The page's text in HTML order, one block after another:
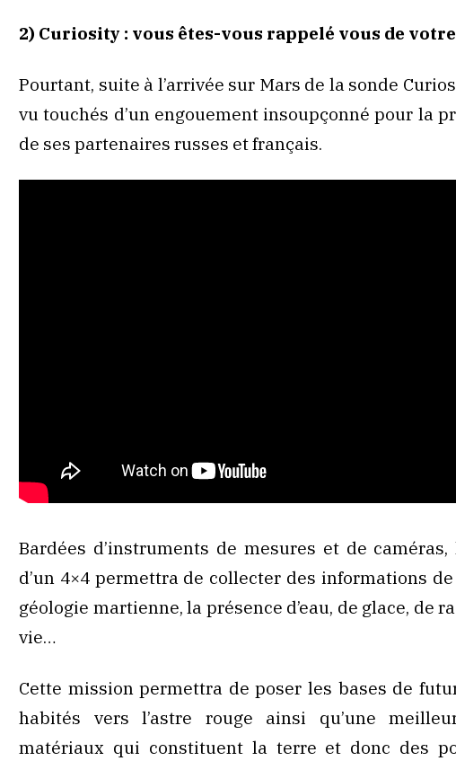
2) Curiosity : vous êtes-vous rappelé vous de
Pourtant, suite à l’arrivée sur Mars de la sonde
vu touchés d’un engouement insoupçonné pour la
de ses partenaires russes et français.
Bardées d’instruments de mesures et de
d’un 4×4 permettra de collecter des informations
géologie martienne, la présence d’eau, de glace, de
vie…
Cette mission permettra de poser les bases de
habités vers l’astre rouge ainsi qu’une
matériaux qui constituent la terre et donc des